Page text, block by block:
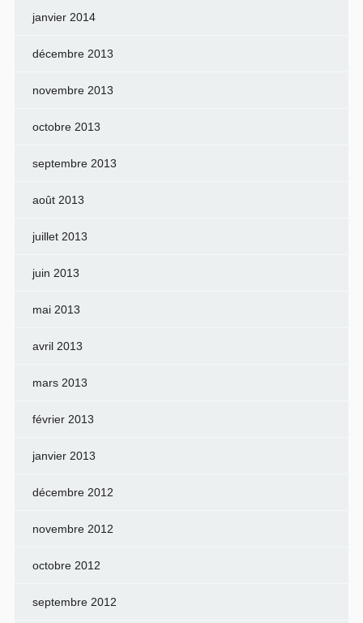
janvier 2014
décembre 2013
novembre 2013
octobre 2013
septembre 2013
août 2013
juillet 2013
juin 2013
mai 2013
avril 2013
mars 2013
février 2013
janvier 2013
décembre 2012
novembre 2012
octobre 2012
septembre 2012